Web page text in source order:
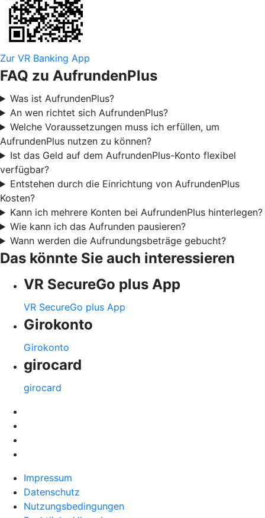
Zur VR Banking App
FAQ zu AufrundenPlus
Was ist AufrundenPlus?
An wen richtet sich AufrundenPlus?
Welche Voraussetzungen muss ich erfüllen, um
AufrundenPlus nutzen zu können?
Ist das Geld auf dem AufrundenPlus-Konto flexibel
verfügbar?
Entstehen durch die Einrichtung von AufrundenPlus
Kosten?
Kann ich mehrere Konten bei AufrundenPlus hinterlegen?
Wie kann ich das Aufrunden pausieren?
Wann werden die Aufrundungsbeträge gebucht?
Das könnte Sie auch interessieren
VR SecureGo plus App
VR SecureGo plus App
Girokonto
Girokonto
girocard
girocard
Impressum
Datenschutz
Nutzungsbedingungen